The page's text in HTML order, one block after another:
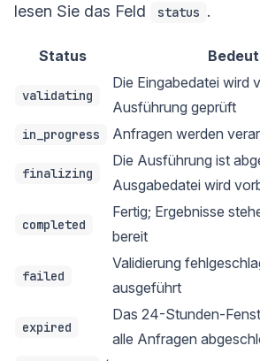
lesen Sie das Feld
status .
Status
validating
Die Eingabedatei wird
Ausführung geprüft
in_progress Anfragen werden
finalizing
Die Ausführung ist
Ausgabedatei wird
completed
Fertig; Ergebnisse
bereit
failed
Validierung
ausgeführt
expired
Das 24-Stunden-
alle Anfragen